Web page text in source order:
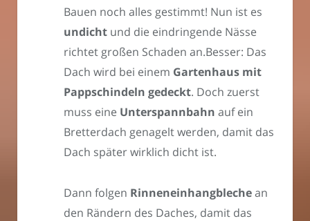
Bauen noch alles gestimmt! Nun ist es
undicht und die eindringende Nässe
richtet großen Schaden an.Besser: Das
Dach wird bei einem Gartenhaus mit
Pappschindeln gedeckt. Doch zuerst
muss eine Unterspannbahn auf ein
Bretterdach genagelt werden, damit das
Dach später wirklich dicht ist.
Dann folgen Rinneneinhangblechean
den Rändern des Daches, damit das